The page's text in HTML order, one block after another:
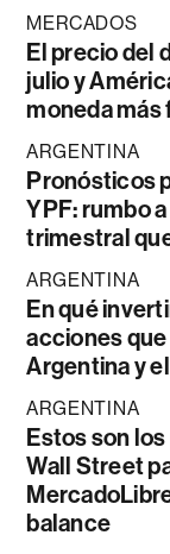
MERCADOS
El precio del
julio y
moneda
ARGENTINA
Pronósticos
YPF: rumbo
trimestral
ARGENTINA
En qué
acciones
Argentina y
ARGENTINA
Estos son
Wall Street
balance